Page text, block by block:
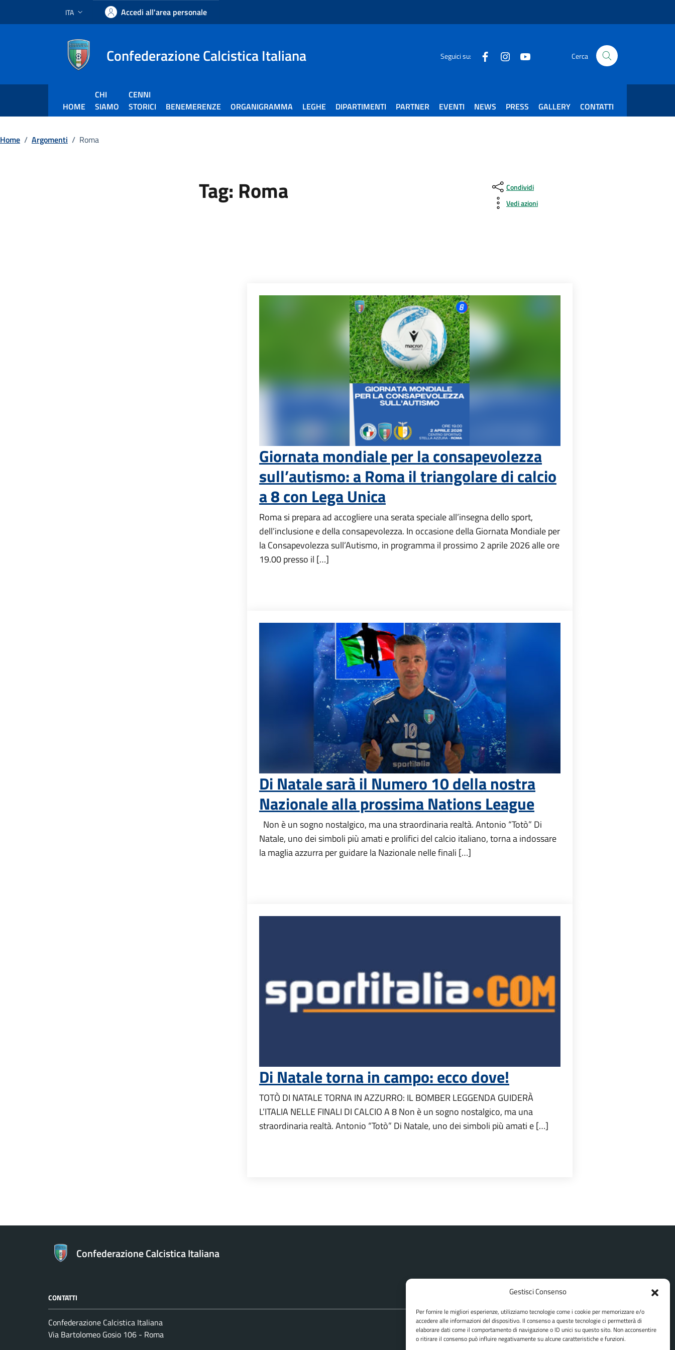
Gestisci Consenso
Per fornire le migliori esperienze, utilizziamo tecnologie come i cookie per memorizzare e/o
accedere alle informazioni del dispositivo. Il consenso a queste tecnologie ci permetterà di
elaborare dati come il comportamento di navigazione o ID unici su questo sito. Non acconsentire
o ritirare il consenso può influire negativamente su alcune caratteristiche e funzioni.
Lingua attiva:
ITA Accedi all'area personale
Confederazione Calcistica Italiana Seguici su: FacebookInstagram Cerca
HOME
CHI
SIAMO
CENNI
STORICI
BENEMERENZE ORGANIGRAMMA LEGHE DIPARTIMENTI PARTNER EVENTI NEWS PRESS GALLERY CONTATTI
Home / Argomenti / Roma
Tag: Roma
Condividi
Vedi azioni
Giornata mondiale per la consapevolezza
sull’autismo: a Roma il triangolare di calcio
a 8 con Lega Unica
Roma si prepara ad accogliere una serata speciale all’insegna dello sport,
dell’inclusione e della consapevolezza. In occasione della Giornata Mondiale per
la Consapevolezza sull’Autismo, in programma il prossimo 2 aprile 2026 alle ore
19.00 presso il […]
Di Natale sarà il Numero 10 della nostra
Nazionale alla prossima Nations League
Non è un sogno nostalgico, ma una straordinaria realtà. Antonio “Totò” Di
Natale, uno dei simboli più amati e prolifici del calcio italiano, torna a indossare
la maglia azzurra per guidare la Nazionale nelle finali […]
Di Natale torna in campo: ecco dove!
TOTÒ DI NATALE TORNA IN AZZURRO: IL BOMBER LEGGENDA GUIDERÀ
L’ITALIA NELLE FINALI DI CALCIO A 8 Non è un sogno nostalgico, ma una
straordinaria realtà. Antonio “Totò” Di Natale, uno dei simboli più amati e […]
Confederazione Calcistica Italiana
CONTATTI
Confederazione Calcistica Italiana
Via Bartolomeo Gosio 106 - Roma
SEGUICI SU
FacebookInstagramYoutube